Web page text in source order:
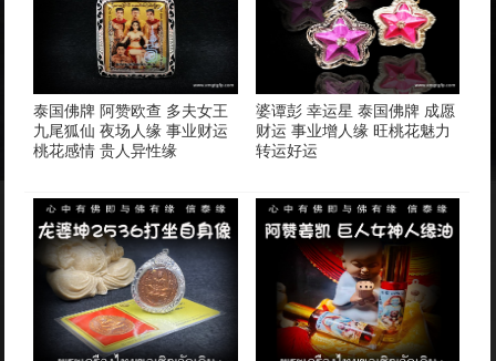
泰国佛牌 阿赞欧查 多夫女王
九尾狐仙 夜场人缘 事业财运
桃花感情 贵人异性缘
婆谭彭 幸运星 泰国佛牌 成愿
财运 事业增人缘 旺桃花魅力
转运好运